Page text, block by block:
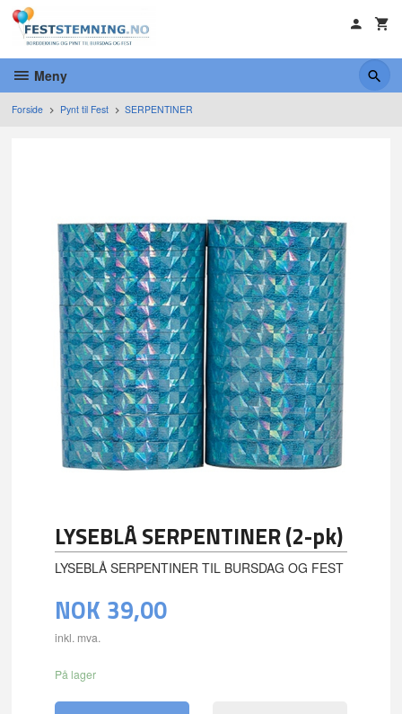
Gå
innholdet
Meny
Forside Pynt til Fest SERPENTINER
LYSEBLÅ SERPENTINER (2-pk)
LYSEBLÅ SERPENTINER TIL BURSDAG OG FEST
NOK 39,00
inkl. mva.
På lager